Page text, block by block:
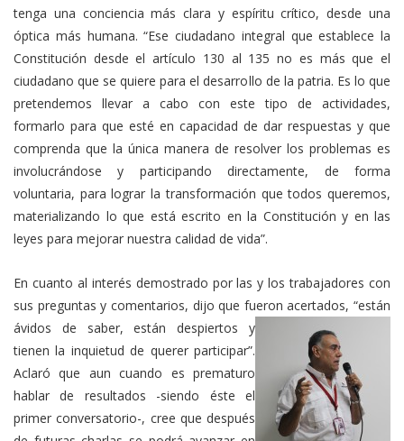
tenga una conciencia más clara y espíritu crítico, desde una
óptica más humana. “Ese ciudadano integral que establece la
Constitución desde el artículo 130 al 135 no es más que el
ciudadano que se quiere para el desarrollo de la patria. Es lo que
pretendemos llevar a cabo con este tipo de actividades,
formarlo para que esté en capacidad de dar respuestas y que
comprenda que la única manera de resolver los problemas es
involucrándose y participando directamente, de forma
voluntaria, para lograr la transformación que todos queremos,
materializando lo que está escrito en la Constitución y en las
leyes para mejorar nuestra calidad de vida”.
En cuanto al interés demostrado por las y los trabajadores con
sus preguntas y comentarios, dijo que fueron acertados, “están
ávidos de saber, están despiertos y
tienen la inquietud de querer participar”.
Aclaró que aun cuando es prematuro
hablar de resultados -siendo éste el
primer conversatorio-, cree que después